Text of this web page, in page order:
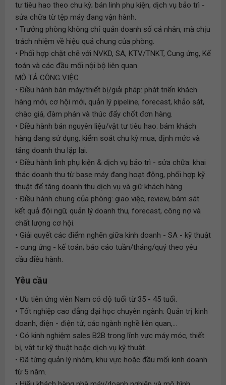
tư tiêu hao theo chu kỳ; bán linh phụ kiện, dịch vụ bảo trì -
sửa chữa từ tệp máy đang vận hành.
• Trưởng phòng không chỉ quản doanh số cá nhân, mà chịu
trách nhiệm về hiệu quả chung của phòng.
• Phối hợp chặt chẽ với NVKD, SA, KTV/TNKT, Cung ứng, Kế
toán và các đầu mối nội bộ liên quan.
MÔ TẢ CÔNG VIỆC
• Điều hành bán máy/thiết bị/giải pháp: phát triển khách
hàng mới, cơ hội mới, quản lý pipeline, forecast, khảo sát,
chào giá, đàm phán và thúc đẩy chốt đơn hàng.
• Điều hành bán nguyên liệu/vật tư tiêu hao: bám khách
hàng đang sử dụng, kiểm soát chu kỳ mua, định mức và
tăng doanh thu lặp lại.
• Điều hành linh phụ kiện & dịch vụ bảo trì - sửa chữa: khai
thác doanh thu từ base máy đang hoạt động, phối hợp kỹ
thuật để tăng doanh thu dịch vụ và giữ khách hàng.
• Điều hành chung của phòng: giao việc, review, bám sát
kết quả đội ngũ; quản lý doanh thu, forecast, công nợ và
chất lượng cơ hội.
• Giải quyết các điểm nghẽn giữa kinh doanh - SA - kỹ thuật
- cung ứng - kế toán; báo cáo tuần/tháng/quý theo yêu
cầu điều hành.
Yêu cầu
• Ưu tiên ứng viên Nam có độ tuổi từ 35 - 45 tuổi.
• Tốt nghiệp cao đẳng đại học chuyên ngành: Quản trị kinh
doanh, điện - điện tử, các ngành nghề liên quan,...
• Có kinh nghiệm sales B2B trong lĩnh vực máy móc, thiết
bị, vật tư kỹ thuật hoặc dịch vụ kỹ thuật.
• Đã từng quản lý nhóm, khu vực hoặc đầu mối kinh doanh
từ 5 năm.